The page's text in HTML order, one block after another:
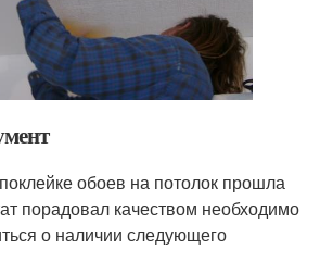
обоев на потолок прошла
порадовал качеством необходимо
о наличии следующего